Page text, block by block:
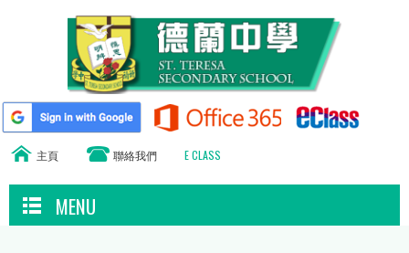
主頁 聯絡我們 E CLASS
MENU